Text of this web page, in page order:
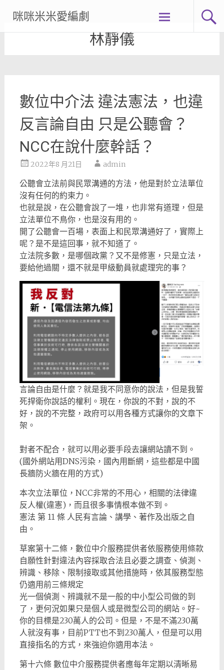
content
咪咪米米愛編劇
林靜儀
數位中介法 違法憲法，也違
反言論自由 只是公聽會？
NCC在說什麼幹話？
2022年8 月21日 admin
公聽會立法前與民眾溝通的方法，他是對於立法單位
沒有任何的約束力。
也就是說，在公聽會說了一堆，也非常有道理，但是
立法單位不鳥你，也是沒有用的。
開了公聽會一百場，表面上和民眾溝通好了，實際上
呢？是不是這回事，就不知道了。
立法院多數，是哪個政黨？又不是修憲，只是立法，
要給他過關，還不就是甲級動員就處理完的事？
言論自由是什麼？就是我不同意你的說法，但是我誓
死捍衛你說話的權利。現在，你說的不對，說的不
好，說的不完整，政府可以用各種方式讓你的文章下
架。
對者不配合，就可以用必要手段去讓網站讀不到。
(國外網站用DNS污染，國內用斷網，這些都是中國
長牆防火牆在用的方式)
本次立法單位，NCC非常的不用心，相關的法律違
反人權(違憲)，而且很多事情根本做不到。
憲法 第 11 條 人民有言論、講學、著作及出版之自
由。
草案第十二條，數位中介服務提供者依服務使用條款
自願性針對違法內容採取合法且必要之調查、偵測、
辨識、移除、限制接取或其他措施時，依其服務型態
仍適用前三條規定
光一個偵測、辨識就不是一般的中小型公司做的到
了，更何況如果只是個人或是微型公司的網站。好~
你的目標是230萬人的公司。但是，不是不滿230萬
人就沒有事，目前PTT也不到230萬人，但是可以用
直接指名的方式，來強迫你適用本法。
第十六條 數位中介服務提供者應每年定期以清晰易